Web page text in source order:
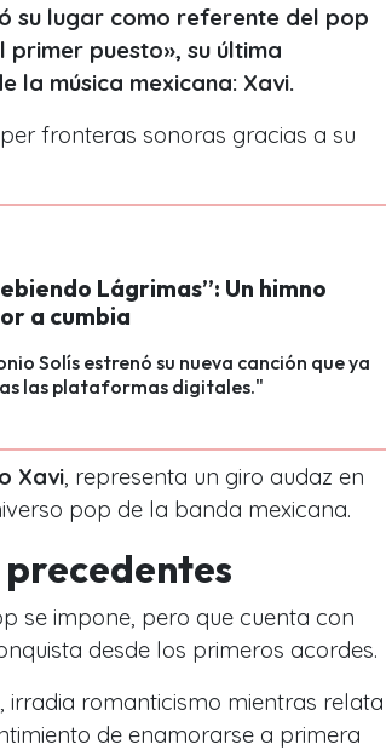
su lugar como referente del pop
primer puesto», su última
la música mexicana: Xavi.
fronteras sonoras gracias a su
Lágrimas”: Un himno
a cumbia
Solís estrenó su nueva canción que ya
las plataformas digitales."
Xavi , representa un giro audaz en
pop de la banda mexicana.
se impone, pero que cuenta con
desde los primeros acordes.
, irradia romanticismo mientras relata
de enamorarse a primera